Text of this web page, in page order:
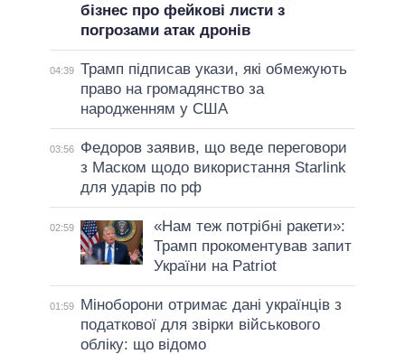
бізнес про фейкові листи з
погрозами атак дронів
04:39 Трамп підписав укази, які обмежують
право на громадянство за
народженням у США
03:56
Федоров заявив, що веде переговори
з Маском щодо використання Starlink
для ударів по рф
02:59
«Нам теж потрібні ракети»:
Трамп прокоментував запит
України на Patriot
01:59
Міноборони отримає дані українців з
податкової для звірки військового
обліку: що відомо